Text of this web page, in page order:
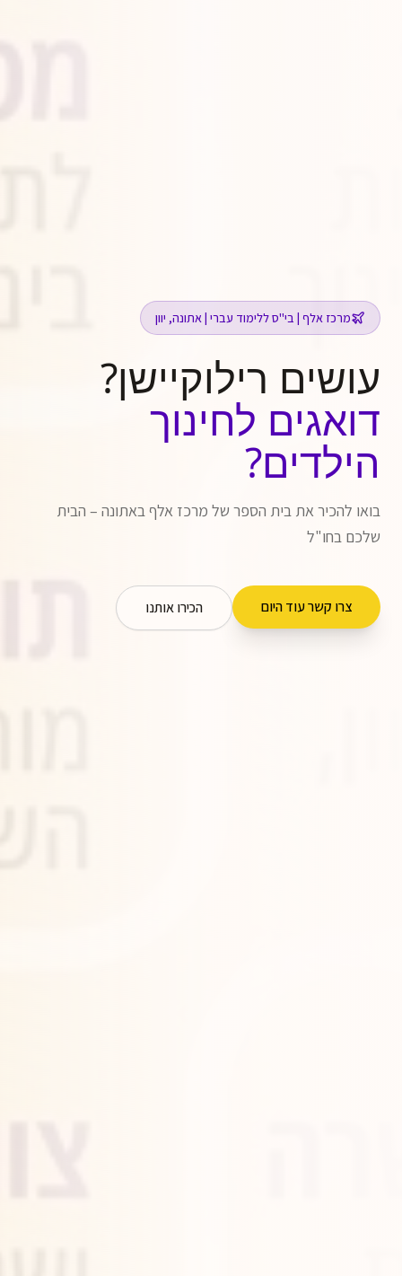
מרכז אלף | בי"ס ללימוד עברי | אתונה, יוון
עושים רילוקיישן?
דואגים לחינוך
הילדים?
בואו להכיר את בית הספר של מרכז אלף באתונה – הבית
שלכם בחו"ל
צרו קשר עוד היום הכירו אותנו